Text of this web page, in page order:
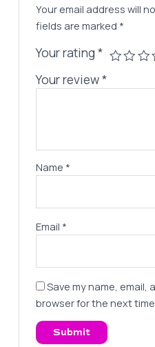
Your email address will
fields are marked *
Your rating*
Your review*
Name *
Email *
Save my name, email,
browser for the next time